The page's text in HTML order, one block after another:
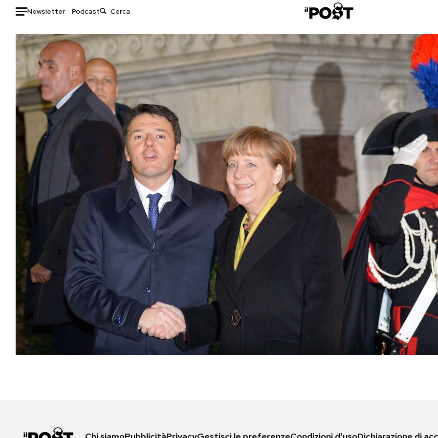
Newsletter Podcast
Auto
HOME
Italia
Mondo
Politica
Tecnologia
Internet
Economia
Sport
Moda
Libri
Consumismi
Storie/Idee
Ok Boomer!
Media
Europa
Altrecose
Mondiali calcio 2026
PODCAST
NEWSLETTER
I MIEI PREFERITI
Newsletter